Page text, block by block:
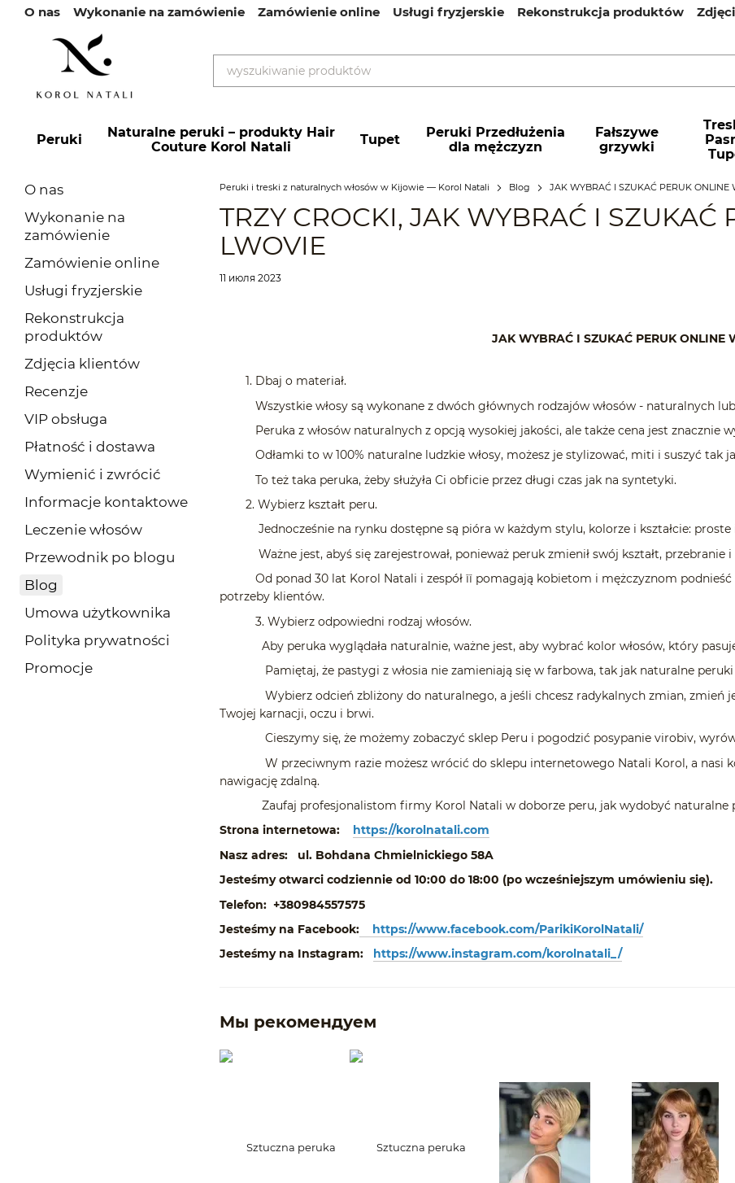
Przejdź do głównej treści
О nas Wykonanie na zamówienie Zamówienie online Usługi fryzjerskie Rekonstrukcja produktów
Przewodnik po blogu
Peruki
Naturalne peruki – produkty Hair
Couture Korol Natali
Tupet
Peruki Przedłużenia
dla mężczyzn
Fałszywe
grzywki
Peruki i treski z naturalnych włosów w Kijowie — Korol Natali Blog JAK WYBRAĆ I SZUKAĆ PERUK ONLINE
TRZY CROCKI, JAK WYBRAĆ I SZUKAĆ
LWOVIE
11 июля 2023
JAK WYBRAĆ I SZUKAĆ PERUK ONLINE
1. Dbaj o materiał.
Wszystkie włosy są wykonane z dwóch głównych rodzajów włosów - naturalnych
Peruka z włosów naturalnych z opcją wysokiej jakości, ale także cena jest znacznie
Odłamki to w 100% naturalne ludzkie włosy, możesz je stylizować, miti i suszyć tak
To też taka peruka, żeby służyła Ci obficie przez długi czas jak na syntetyki.
2. Wybierz kształt peru.
Jednocześnie na rynku dostępne są pióra w każdym stylu, kolorze i kształcie: proste
Ważne jest, abyś się zarejestrował, ponieważ peruk zmienił swój kształt, przebranie
Od ponad 30 lat Korol Natali i zespół її pomagają kobietom i mężczyznom
potrzeby klientów.
3. Wybierz odpowiedni rodzaj włosów.
Aby peruka wyglądała naturalnie, ważne jest, aby wybrać kolor włosów, który
Pamiętaj, że pastygi z włosia nie zamieniają się w farbowa, tak jak naturalne peruki
Wybierz odcień zbliżony do naturalnego, a jeśli chcesz radykalnych zmian, zmień je
Twojej karnacji, oczu i brwi.
Cieszymy się, że możemy zobaczyć sklep Peru i pogodzić posypanie virobiv,
W przeciwnym razie możesz wrócić do sklepu internetowego Natali Korol, a nasi
nawigację zdalną.
Zaufaj profesjonalistom firmy Korol Natali w doborze peru, jak wydobyć naturalne
Strona internetowa:
https://korolnatali.com
Nasz adres: ul. Bohdana Chmielnickiego 58A
Jesteśmy otwarci codziennie od 10:00 do 18:00 (po wcześniejszym umówieniu się).
Telefon: +380984557575
Jesteśmy na Facebook: https://www.facebook.com/ParikiKorolNatali/
Jesteśmy na Instagram:
https://www.instagram.com/korolnatali_/
Мы рекомендуем
О nas
Wykonanie na
zamówienie
Zamówienie online
Usługi fryzjerskie
Rekonstrukcja
produktów
Zdjęcia klientów
Recenzje
VIP obsługa
Płatność i dostawa
Wymienić i zwrócić
Informacje kontaktowe
Leczenie włosów
Przewodnik po blogu
Blog
Umowa użytkownika
Polityka prywatności
Promocje